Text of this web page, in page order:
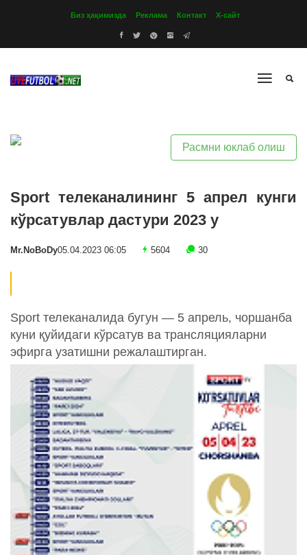
Биз ҳақимизда Реклама Контакт Х-сайт
Расмни юклаб олиш
Sport телеканалининг 5 апрел кунги
кўрсатувлар дастури 2023 y
Mr.NoBoDy05.04.2023 06:05 5604 30
Sport телеканалида бугун — 5 апрель, чоршанба
куни қуйидаги кўрсатув ва трансляцияларни
эфирга узатишни режалаштирган.